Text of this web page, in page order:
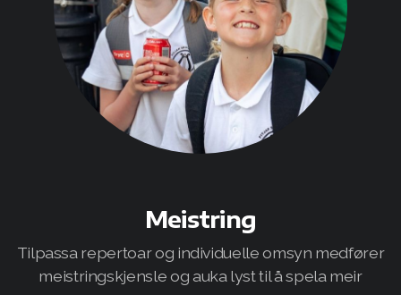
Meistring
Tilpassa repertoar og individuelle omsyn medfører
meistringskjensle og auka lyst til å spela meir